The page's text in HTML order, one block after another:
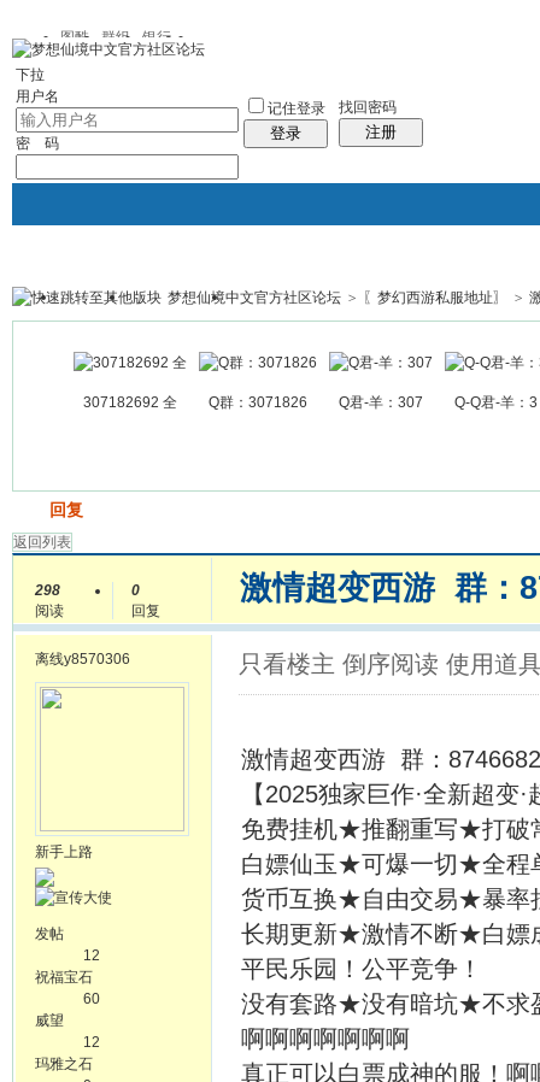
图酷 群组 银行
下拉
用户名
密 码
记住登录
登录
找回密码
注册
银行 群组聚合 我的空间
帖子
梦想仙境中文官方社区论坛 > 〖梦幻西游私服地址〗 >
307182692 全 Q群：3071826 Q君-羊：307 Q-Q君-羊：3
回复
返回列表
298
阅读
0
回复
激情超变西游 群：
离线y8570306
新手上路
发帖
12
祝福宝石
60
威望
12
玛雅之石
只看楼主 倒序阅读 使用道
激情超变西游 群：
【2025独家巨作·全新超变
免费挂机★推翻重写★打
白嫖仙玉★可爆一切★全
货币互换★自由交易★暴
长期更新★激情不断★白
平民乐园！公平竞争！
没有套路★没有暗坑★不求
啊啊啊啊啊啊啊
真正可以白票成神的服！啊